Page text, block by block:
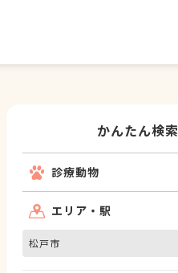
かんたん検索
診療動物
エリア・駅
松戸市